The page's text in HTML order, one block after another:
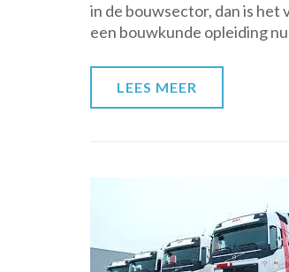
in de bouwsector, dan is het
een bouwkunde opleiding
LEES MEER